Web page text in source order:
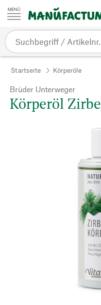
Zum Inhalt springen
Startseite Körperöle
Brüder Unterweger
Körperöl Zirbe